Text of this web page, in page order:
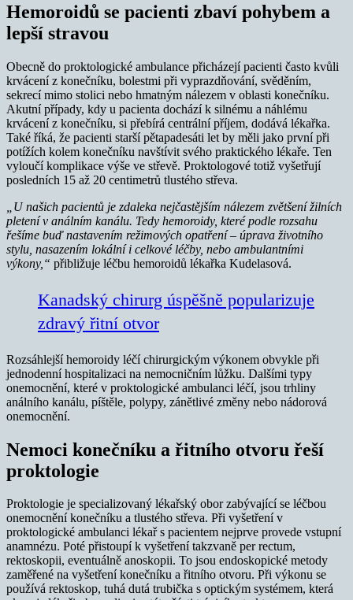
Hemoroidů se pacienti zbaví pohybem a
lepší stravou
Obecně do proktologické ambulance přicházejí pacienti často kvůli
krvácení z konečníku, bolestmi při vyprazdňování, svěděním,
sekrecí mimo stolici nebo hmatným nálezem v oblasti konečníku.
Akutní případy, kdy u pacienta dochází k silnému a náhlému
krvácení z konečníku, si přebírá centrální příjem, dodává lékařka.
Také říká, že pacienti starší pětapadesáti let by měli jako první při
potížích kolem konečníku navštívit svého praktického lékaře. Ten
vyloučí komplikace výše ve střevě. Proktologové totiž vyšetřují
posledních 15 až 20 centimetrů tlustého střeva.
„U našich pacientů je zdaleka nejčastějším nálezem zvětšení žilních
pletení v análním kanálu. Tedy hemoroidy, které podle rozsahu
řešíme buď nastavením režimových opatření – úprava životního
stylu, nasazením lokální i celkové léčby, nebo ambulantními
výkony,“ přibližuje léčbu hemoroidů lékařka Kudelasová.
Kanadský chirurg úspěšně popularizuje
zdravý řitní otvor
Rozsáhlejší hemoroidy léčí chirurgickým výkonem obvykle při
jednodenní hospitalizaci na nemocničním lůžku. Dalšími typy
onemocnění, které v proktologické ambulanci léčí, jsou trhliny
análního kanálu, píštěle, polypy, zánětlivé změny nebo nádorová
onemocnění.
Nemoci konečníku a řitního otvoru řeší
proktologie
Proktologie je specializovaný lékařský obor zabývající se léčbou
onemocnění konečníku a tlustého střeva. Při vyšetření v
proktologické ambulanci lékař s pacientem nejprve provede vstupní
anamnézu. Poté přistoupí k vyšetření takzvaně per rectum,
rektoskopii, eventuálně anoskopii. To jsou endoskopické metody
zaměřené na vyšetření konečníku a řitního otvoru. Při výkonu se
používá rektoskop, tuhá dutá trubička s optickým systémem, která